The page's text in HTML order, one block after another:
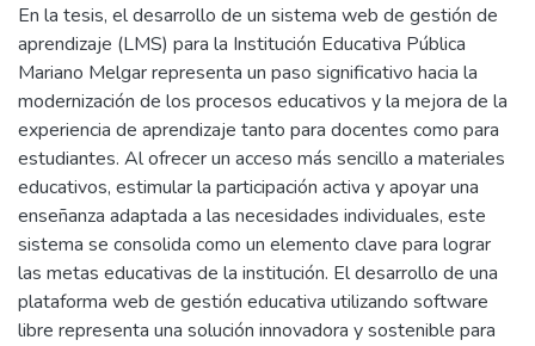
En la tesis, el desarrollo de un sistema web de gestión de
aprendizaje (LMS) para la Institución Educativa Pública
Mariano Melgar representa un paso significativo hacia la
modernización de los procesos educativos y la mejora de la
experiencia de aprendizaje tanto para docentes como para
estudiantes. Al ofrecer un acceso más sencillo a materiales
educativos, estimular la participación activa y apoyar una
enseñanza adaptada a las necesidades individuales, este
sistema se consolida como un elemento clave para lograr
las metas educativas de la institución. El desarrollo de una
plataforma web de gestión educativa utilizando software
libre representa una solución innovadora y sostenible para